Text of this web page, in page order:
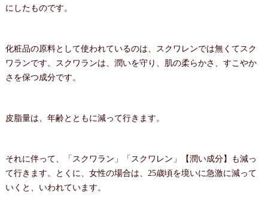
にしたものです。
化粧品の原料として使われているのは、スクワレンでは無くてスク
ワランです。スクワランは、潤いを守り、肌の柔らかさ、すこやか
さを保つ成分です。
皮脂量は、年齢とともに減って行きます。
それに伴って、「スクワラン」「スクワレン」【潤い成分】も減っ
て行きます。とくに、女性の場合は、25歳頃を境いに急激に減って
いくと、いわれています。